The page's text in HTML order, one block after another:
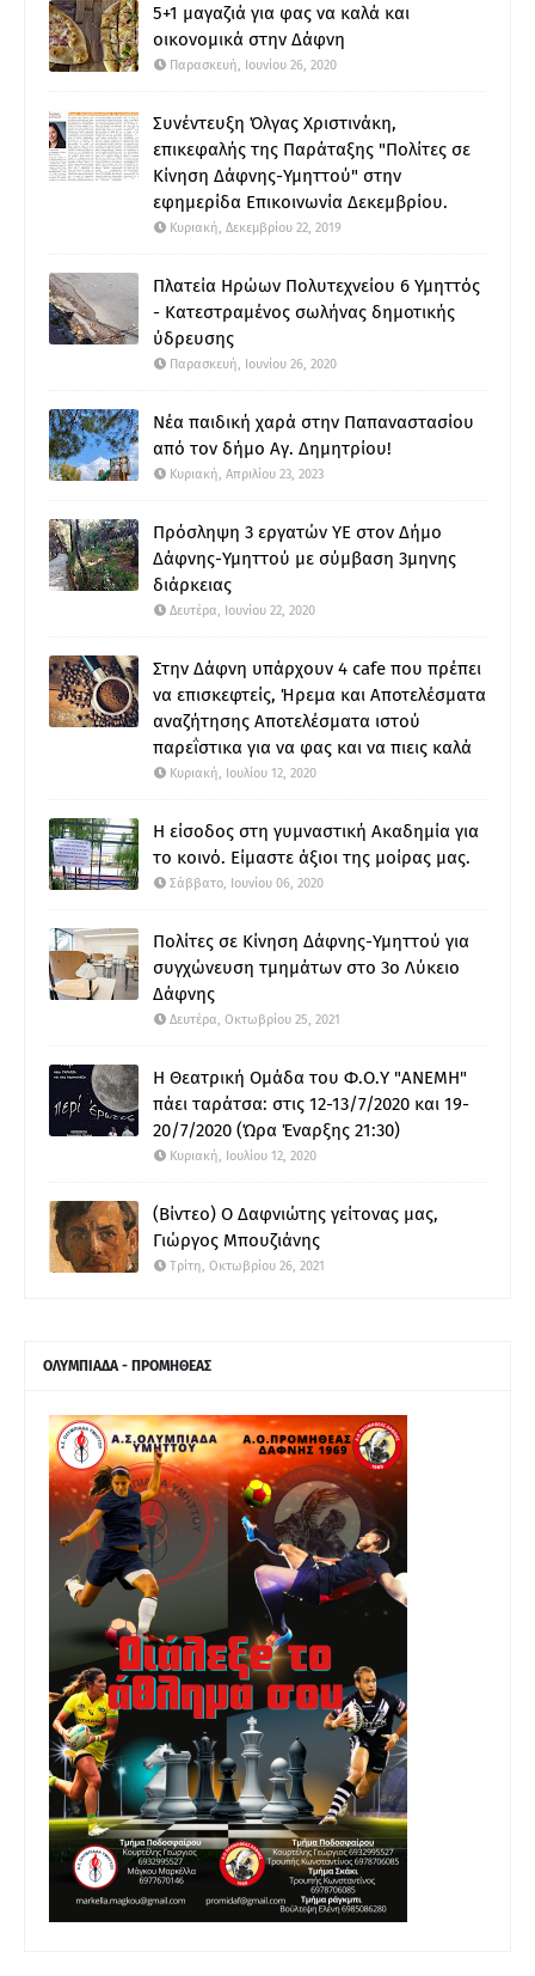
5+1 μαγαζιά για φας να καλά και
οικονομικά στην Δάφνη
Παρασκευή, Ιουνίου 26, 2020
Συνέντευξη Όλγας Χριστινάκη,
επικεφαλής της Παράταξης "Πολίτες σε
Κίνηση Δάφνης-Υμηττού" στην
εφημερίδα Επικοινωνία Δεκεμβρίου.
Κυριακή, Δεκεμβρίου 22, 2019
Πλατεία Ηρώων Πολυτεχνείου 6 Υμηττός
- Κατεστραμένος σωλήνας δημοτικής
ύδρευσης
Παρασκευή, Ιουνίου 26, 2020
Νέα παιδική χαρά στην Παπαναστασίου
από τον δήμο Αγ. Δημητρίου!
Κυριακή, Απριλίου 23, 2023
Πρόσληψη 3 εργατών ΥΕ στον Δήμο
Δάφνης-Υμηττού με σύμβαση 3μηνης
διάρκειας
Δευτέρα, Ιουνίου 22, 2020
Στην Δάφνη υπάρχουν 4 cafe που πρέπει
να επισκεφτείς, Ήρεμα και Αποτελέσματα
αναζήτησης Αποτελέσματα ιστού
παρεΐστικα για να φας και να πιεις καλά
Κυριακή, Ιουλίου 12, 2020
Η είσοδος στη γυμναστική Ακαδημία για
το κοινό. Είμαστε άξιοι της μοίρας μας.
Σάββατο, Ιουνίου 06, 2020
Πολίτες σε Κίνηση Δάφνης-Υμηττού για
συγχώνευση τμημάτων στο 3ο Λύκειο
Δάφνης
Δευτέρα, Οκτωβρίου 25, 2021
Η Θεατρική Ομάδα του Φ.Ο.Υ "ΑΝΕΜΗ"
πάει ταράτσα: στις 12-13/7/2020 και 19-
20/7/2020 (Ώρα Έναρξης 21:30)
Κυριακή, Ιουλίου 12, 2020
(Βίντεο) Ο Δαφνιώτης γείτονας μας,
Γιώργος Μπουζιάνης
Τρίτη, Οκτωβρίου 26, 2021
ΟΛΥΜΠΙΑΔΑ - ΠΡΟΜΗΘΕΑΣ